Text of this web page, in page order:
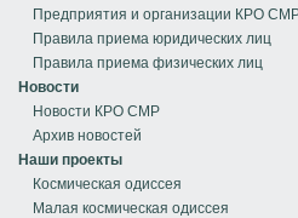
Предприятия и организации КРО
Правила приема юридических лиц
Правила приема физических лиц
Новости
Новости КРО СМР
Архив новостей
Наши проекты
Космическая одиссея
Малая космическая одиссея